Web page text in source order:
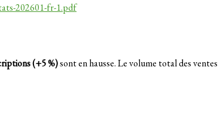
202601-fr-1.pdf
(+5 %)sont en hausse. Le volume total des ventes